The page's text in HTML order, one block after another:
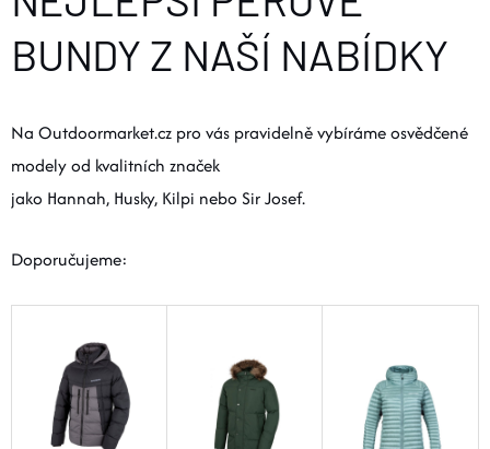
BUNDY Z NAŠÍ NABÍDKY
Na Outdoormarket.cz pro vás pravidelně vybíráme osvědčené
modely od kvalitních značek
jako Hannah, Husky, Kilpi nebo Sir Josef.
Doporučujeme: